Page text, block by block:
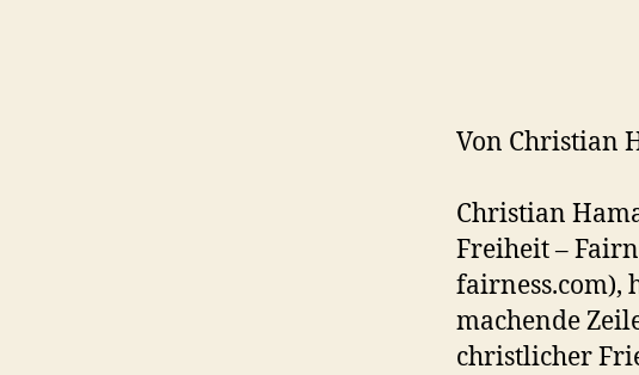
Von Christian
Christian
Freiheit –
fairness.com),
machende
christlicher